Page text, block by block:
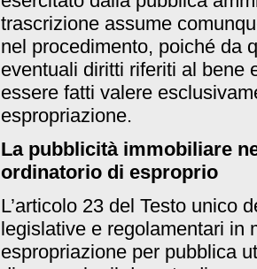
trascrizione assume
nel procedimento, poiché da
eventuali diritti riferiti al bene
essere fatti valere
espropriazione.
La pubblicità immobiliare
ordinatorio di esproprio
L’articolo 23 del Testo unico
legislative e regolamentari in
espropriazione per pubblica